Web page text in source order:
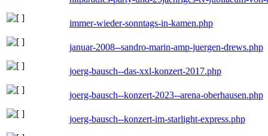
immer-wieder-sonntags-in-kamen.php
januar-2008--sandro-marin-amp-juergen-drews.php
joerg-bausch--das-xxl-konzert-2017.php
joerg-bausch--konzert-2023--arena-oberhausen.php
joerg-bausch--konzert-im-starlight-express.php